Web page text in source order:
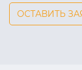
ОСТАВИТЬ